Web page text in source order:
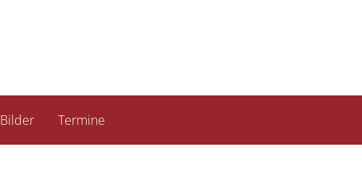
Bilder Termine